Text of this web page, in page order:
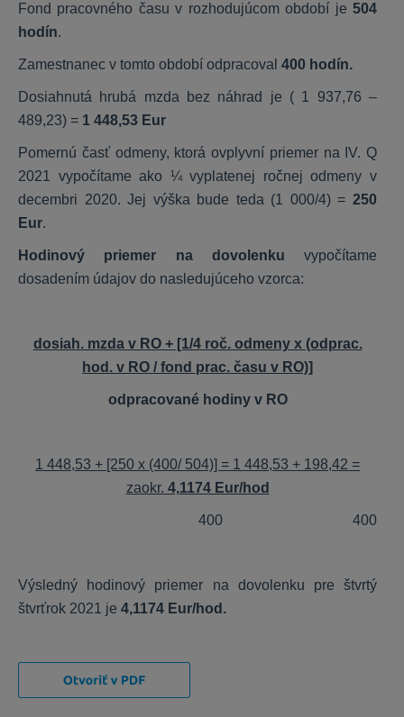
KROS účet
Fond pracovného času v rozhodujúcom období je 504
hodín.
Zamestnanec v tomto období odpracoval 400 hodín.
Dosiahnutá hrubá mzda bez náhrad je ( 1 937,76 –
489,23) = 1 448,53 Eur
Pomernú časť odmeny, ktorá ovplyvní priemer na IV. Q
2021 vypočítame ako ¼ vyplatenej ročnej odmeny v
decembri 2020. Jej výška bude teda (1 000/4) = 250
Eur.
Hodinový priemer na dovolenku vypočítame
dosadením údajov do nasledujúceho vzorca:
dosiah. mzda v RO + [1/4 roč. odmeny x (odprac.
hod. v RO / fond prac. času v RO)]
odpracované hodiny v RO
1 448,53 + [250 x (400/ 504)] = 1 448,53 + 198,42 =
zaokr. 4,1174 Eur/hod
400 400
Výsledný hodinový priemer na dovolenku pre štvrtý
štvrťrok 2021 je 4,1174 Eur/hod.